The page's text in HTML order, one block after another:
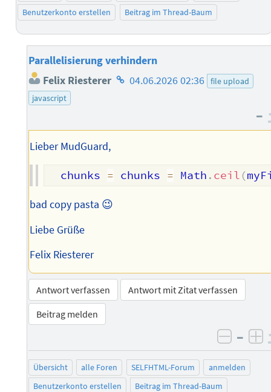
Benutzerkonto erstellen
Beitrag im Thread-Baum
Parallelisierung verhindern
Felix Riesterer Homepage
04.06.2026 02:36 file upload
javascript
–
Lieber MudGuard,
  chunks
= chunks = Math . ceil (
bad copy pasta 😉
Liebe Grüße
Felix Riesterer
Antwort verfassen
Antwort mit Zitat verfassen
Beitrag melden
–
Übersicht alle Foren SELFHTML-Forum
anmelden
Benutzerkonto erstellen
Beitrag im Thread-Baum